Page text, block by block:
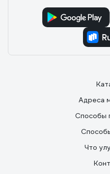
Адреса
Способы
Что